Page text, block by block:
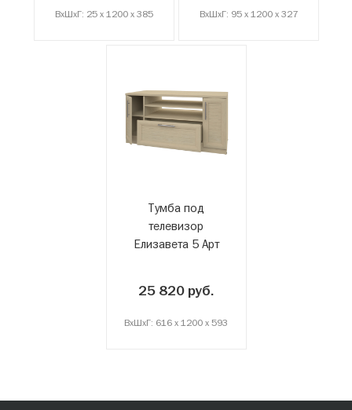
ВxШxГ: 25 x 1200 x 385 ВxШxГ: 95 x 1200 x 327
Тумба под
телевизор
Елизавета 5 Арт
25 820 руб.
ВxШxГ: 616 x 1200 x 593